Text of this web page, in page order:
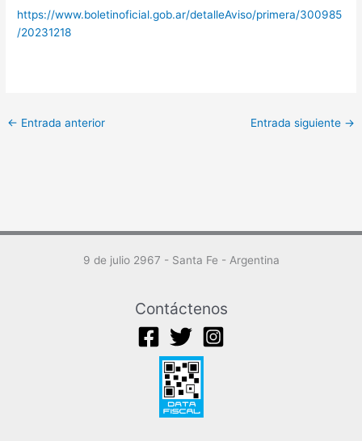
https://www.boletinoficial.gob.ar/detalleAviso/primera/300985
/20231218
← Entrada anterior Entrada siguiente →
9 de julio 2967 - Santa Fe - Argentina
Contáctenos